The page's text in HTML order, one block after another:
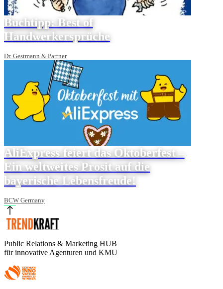
Buchtipp: Best of
Handwerkersprüche
Dr. Gestmann & Partner
AliExpress feiert das Oktoberfest –
Ein weltweites Prosit auf die
bayerische Lebensfreude!
BCW Germany
Public Relations & Marketing HUB
für innovative Agenturen und KMU